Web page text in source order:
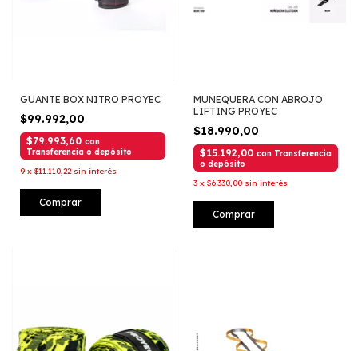
GUANTE BOX NITRO PROYEC
$99.992,00
$79.993,60 con
Transferencia o depósito
9 x $11.110,22 sin interés
Comprar
MUNEQUERA CON ABROJO
LIFTING PROYEC
$18.990,00
$15.192,00 con Transferencia
o depósito
3 x $6.330,00 sin interés
Comprar